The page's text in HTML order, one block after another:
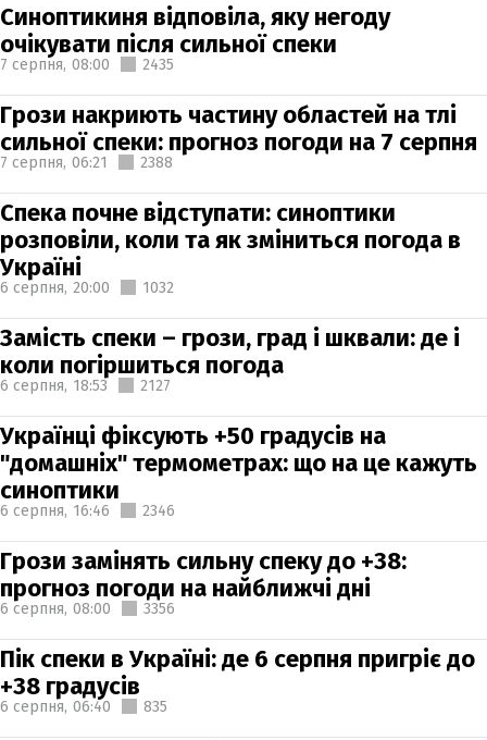
Синоптикиня відповіла, яку негоду
очікувати після сильної спеки
7 серпня, 08:00 2435
Грози накриють частину областей на тлі
сильної спеки: прогноз погоди на 7 серпня
7 серпня, 06:21 2388
Спека почне відступати: синоптики
розповіли, коли та як зміниться погода в
Україні
6 серпня, 20:00 1032
Замість спеки – грози, град і шквали: де і
коли погіршиться погода
6 серпня, 18:53 2127
Українці фіксують +50 градусів на
"домашніх" термометрах: що на це кажуть
синоптики
6 серпня, 16:46 2346
Грози замінять сильну спеку до +38:
прогноз погоди на найближчі дні
6 серпня, 08:00 3356
Пік спеки в Україні: де 6 серпня пригріє до
+38 градусів
6 серпня, 06:40 835